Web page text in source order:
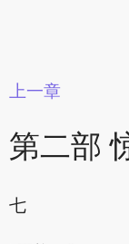
上一章
第二部
七